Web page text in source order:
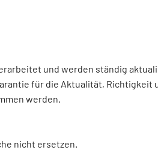
und werden ständig
für die Aktualität, Richtigkeit
werden.
nicht ersetzen.